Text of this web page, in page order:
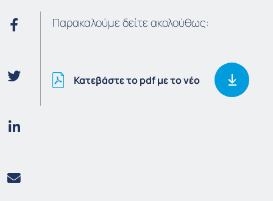
Παρακαλούμε δείτε ακολούθως:
Κατεβάστε το pdf με το νέο